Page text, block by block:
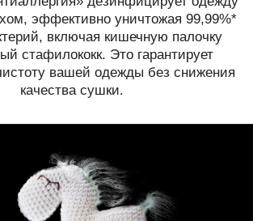
эффективно уничтожая 99,99%*
включая кишечную палочку
стафилококк. Это гарантирует
вашей одежды без снижения
качества сушки.